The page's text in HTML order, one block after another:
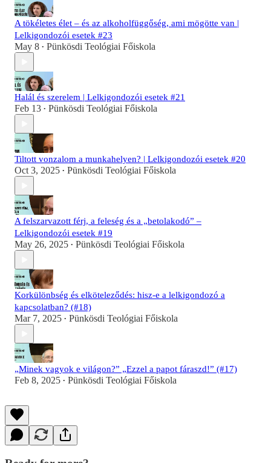
A tökéletes élet – és az alkoholfüggőség, ami mögötte van |
Lelkigondozói esetek #23
May 8 • Pünkösdi Teológiai Főiskola
Halál és szerelem | Lelkigondozói esetek #21
Feb 13 • Pünkösdi Teológiai Főiskola
Tiltott vonzalom a munkahelyen? | Lelkigondozói esetek #20
Oct 3, 2025 • Pünkösdi Teológiai Főiskola
A felszarvazott férj, a feleség és a „betolakodó” –
Lelkigondozói esetek #19
May 26, 2025 • Pünkösdi Teológiai Főiskola
Korkülönbség és elköteleződés: hisz-e a lelkigondozó a
kapcsolatban? (#18)
Mar 7, 2025 • Pünkösdi Teológiai Főiskola
„Minek vagyok e világon?” „Ezzel a papot fáraszd!” (#17)
Feb 8, 2025 • Pünkösdi Teológiai Főiskola